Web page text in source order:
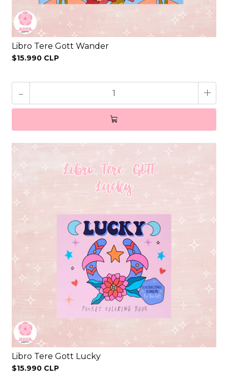
Libro Tere Gott Wander
$15.990 CLP
- +
Libro Tere Gott Lucky
$15.990 CLP